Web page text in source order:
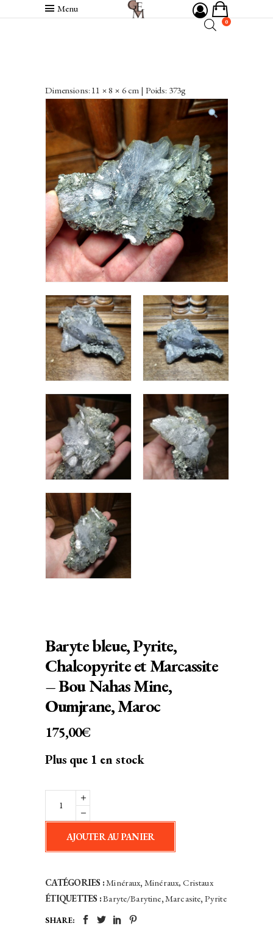
Menu
0
Dimensions: 11 × 8 × 6 cm | Poids: 373g
Baryte bleue, Pyrite,
Chalcopyrite et Marcassite
– Bou Nahas Mine,
Oumjrane, Maroc
175,00€
Plus que 1 en stock
Chalcopyrite
Marcassite
-
Nahas
AJOUTER AU PANIER
CATÉGORIES :Minéraux, Minéraux, Cristaux
ÉTIQUETTES :Baryte/Barytine,Marcasite, Pyrite
SHARE: